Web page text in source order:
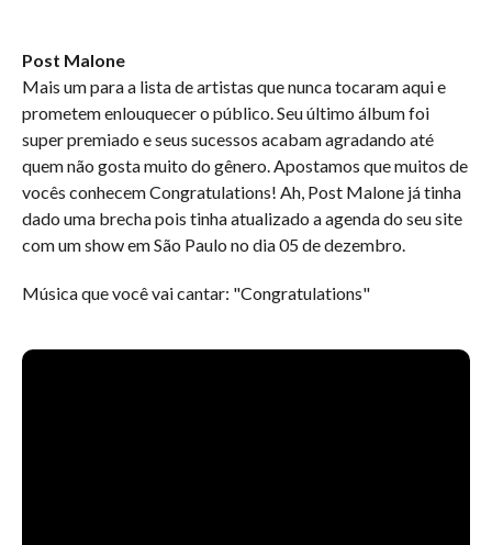
Post Malone
Mais um para a lista de artistas que nunca tocaram aqui e
prometem enlouquecer o público. Seu último álbum foi
super premiado e seus sucessos acabam agradando até
quem não gosta muito do gênero. Apostamos que muitos de
vocês conhecem Congratulations! Ah, Post Malone já tinha
dado uma brecha pois tinha atualizado a agenda do seu site
com um show em São Paulo no dia 05 de dezembro.
Música que você vai cantar: "Congratulations"